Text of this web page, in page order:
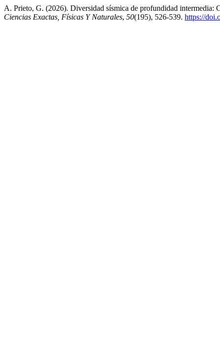
A. Prieto, G. (2026). Diversidad sísmica de profundidad intermedia:
Ciencias Exactas, Físicas Y Naturales, 50(195), 526-539. https://